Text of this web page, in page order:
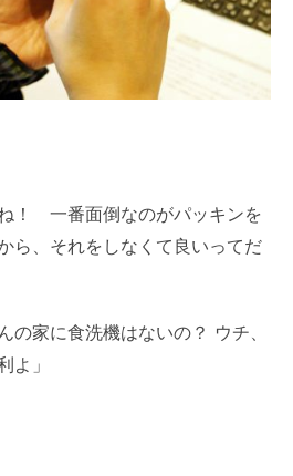
ね！ 一番面倒なのがパッキンを
ら、それをしなくて良いってだ
の家に食洗機はないの？ ウチ、
よ」